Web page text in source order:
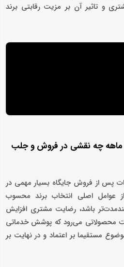
و تاثیر آن بر مزیت رقابتی برند
خدمات پس از فروش ۳۷ ماهه چه نقشی در فروش و جلب
پس از فروش جایگاه بسیار مهمی در
عوامل اصلی انتخاب برند محسوب
باشد، رضایت مشتری افزایش
محصولاتی می‌رود که پوشش خدماتی
مستقیما بر اعتماد و در نهایت بر